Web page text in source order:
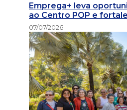
Emprega+ leva
ao Centro POP e
07/07/2026